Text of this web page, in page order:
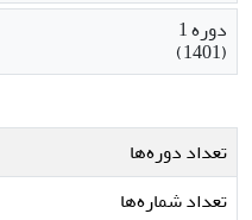
دوره 1
(1401)
تعداد دوره‌ها
تعداد شماره‌ها